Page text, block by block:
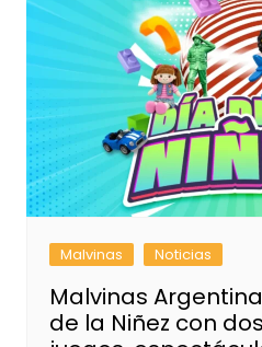
Malvinas Noticias
Malvinas
de la Niñez con